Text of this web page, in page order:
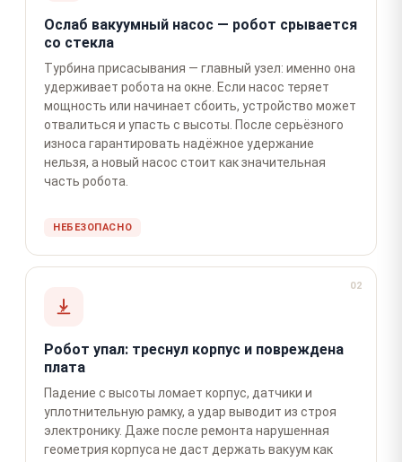
Ослаб вакуумный насос — робот срывается
со стекла
Турбина присасывания — главный узел: именно она
удерживает робота на окне. Если насос теряет
мощность или начинает сбоить, устройство может
отвалиться и упасть с высоты. После серьёзного
износа гарантировать надёжное удержание
нельзя, а новый насос стоит как значительная
часть робота.
НЕБЕЗОПАСНО
02
Робот упал: треснул корпус и повреждена
плата
Падение с высоты ломает корпус, датчики и
уплотнительную рамку, а удар выводит из строя
электронику. Даже после ремонта нарушенная
геометрия корпуса не даст держать вакуум как